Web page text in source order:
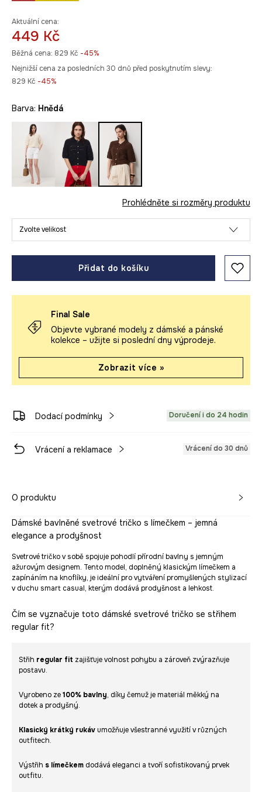
Aktuální cena:
449 Kč
Běžná cena: 829 Kč -45%
Nejnižší cena za posledních 30 dnů před poskytnutím slevy:
829 Kč -45%
Barva: hnědá
Prohlédněte si rozměry produktu
Zvolte velikost
Přidat do košíku
Final Sale
Objevte vybrané modely z dámské a pánské
kolekce – užijte si poslední dny výprodeje.
Zobrazit více »
Dodací podmínky Doručení i do 24 hodin
Vrácení a reklamace Vrácení do 30 dnů
O produktu
Dámské bavlněné svetrové tričko s límečkem – jemná
elegance a prodyšnost
Svetrové tričko v sobě spojuje pohodlí přírodní bavlny s jemným
ažurovým designem. Tento model, doplněný klasickým límečkem a
zapínáním na knoflíky, je ideální pro vytváření promyšlených stylizací
v duchu smart casual, kterým dodává prodyšnost a lehkost.
Čím se vyznačuje toto dámské svetrové tričko se střihem
regular fit?
Střih regular fit zajišťuje volnost pohybu a zároveň zvýrazňuje
postavu.
Vyrobeno ze100% bavlny, díky čemuž je materiál měkký na
dotek a prodyšný.
Klasický krátký rukáv umožňuje všestranné využití v různých
outfitech.
Výstřih s límečkem dodává eleganci a tvoří sofistikovaný prvek
outfitu.